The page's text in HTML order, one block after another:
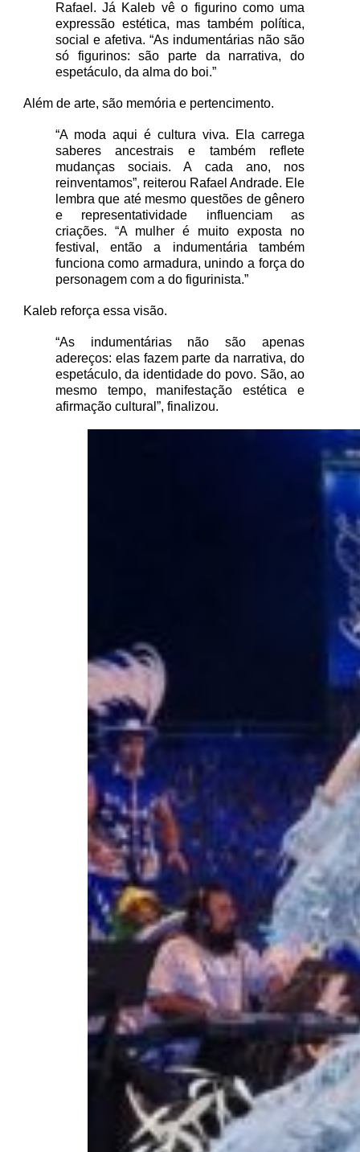
Rafael. Já Kaleb vê o figurino como uma
expressão estética, mas também política,
social e afetiva. “As indumentárias não são
só figurinos: são parte da narrativa, do
espetáculo, da alma do boi.”
Além de arte, são memória e pertencimento.
“A moda aqui é cultura viva. Ela carrega
saberes ancestrais e também reflete
mudanças sociais. A cada ano, nos
reinventamos”, reiterou Rafael Andrade. Ele
lembra que até mesmo questões de gênero
e representatividade influenciam as
criações. “A mulher é muito exposta no
festival, então a indumentária também
funciona como armadura, unindo a força do
personagem com a do figurinista.”
Kaleb reforça essa visão.
“As indumentárias não são apenas
adereços: elas fazem parte da narrativa, do
espetáculo, da identidade do povo. São, ao
mesmo tempo, manifestação estética e
afirmação cultural”, finalizou.